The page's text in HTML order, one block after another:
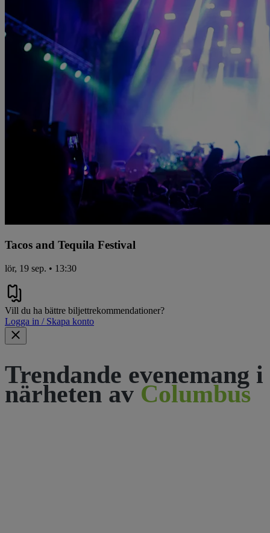
Tacos and Tequila Festival
lör, 19 sep. • 13:30
Vill du ha bättre biljettrekommendationer?
Logga in / Skapa konto
Trendande evenemang i
närheten av Columbus